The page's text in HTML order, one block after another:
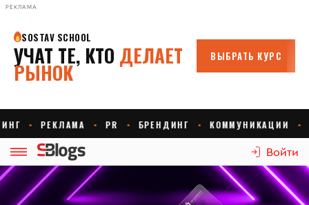
РЕКЛАМА
Войти